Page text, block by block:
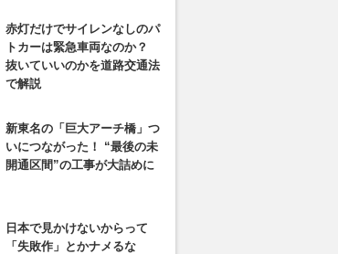
赤灯だけでサイレンなしのパ
トカーは緊急車両なのか？
抜いていいのかを道路交通法
で解説
新東名の「巨大アーチ橋」つ
いにつながった！ “最後の未
開通区間”の工事が大詰めに
日本で見かけないからって
「失敗作」とかナメるな